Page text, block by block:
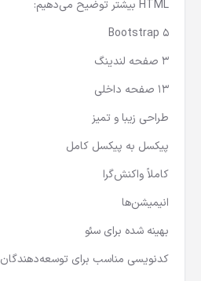
HTML بیشتر توضیح می‌دهیم:
Bootstrap 5
3 صفحه لندینگ
13 صفحه داخلی
طراحی زیبا و تمیز
پیکسل به پیکسل کامل
کاملاً واکنش‌گرا
انیمیشن‌ها
بهینه شده برای سئو
کدنویسی مناسب برای توسعه‌دهندگان